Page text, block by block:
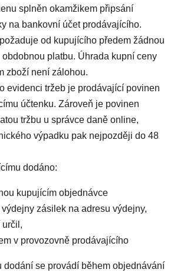
splněn okamžikem připsání
na bankovní účet prodávajícího.
od kupujícího předem žádnou
platbu. Úhrada kupní ceny
zboží není zálohou.
evidenci tržeb je prodávající povinen
účtenku. Zároveň je povinen
tržbu u správce daně online,
výpadku pak nejpozději do 48
dodáno:
kupujícím objednávce
zásilek na adresu výdejny,
určil,
v provozovně prodávajícího
dodání se provádí během objednávání